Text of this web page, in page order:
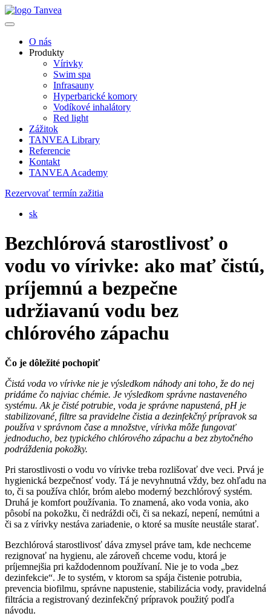
O nás
Produkty
Vírivky
Swim spa
Infrasauny
Hyperbarické komory
Vodíkové inhalátory
Red light
Zážitok
TANVEA Library
Referencie
Kontakt
TANVEA Academy
Rezervovať termín zažitia
sk
Bezchlórová starostlivosť o
vodu vo vírivke: ako mať čistú,
príjemnú a bezpečne
udržiavanú vodu bez
chlórového zápachu
Čo je dôležité pochopiť
Čistá voda vo vírivke nie je výsledkom náhody ani toho, že do nej
pridáme čo najviac chémie. Je výsledkom správne nastaveného
systému. Ak je čisté potrubie, voda je správne napustená, pH je
stabilizované, filtre sa pravidelne čistia a dezinfekčný prípravok sa
používa v správnom čase a množstve, vírivka môže fungovať
jednoducho, bez typického chlórového zápachu a bez zbytočného
podráždenia pokožky.
Pri starostlivosti o vodu vo vírivke treba rozlišovať dve veci. Prvá je
hygienická bezpečnosť vody. Tá je nevyhnutná vždy, bez ohľadu na
to, či sa používa chlór, bróm alebo moderný bezchlórový systém.
Druhá je komfort používania. To znamená, ako voda vonia, ako
pôsobí na pokožku, či nedráždi oči, či sa nekazí, nepení, nemútni a
či sa z vírivky nestáva zariadenie, o ktoré sa musíte neustále starať.
Bezchlórová starostlivosť dáva zmysel práve tam, kde nechceme
rezignovať na hygienu, ale zároveň chceme vodu, ktorá je
príjemnejšia pri každodennom používaní. Nie je to voda „bez
dezinfekcie“. Je to systém, v ktorom sa spája čistenie potrubia,
prevencia biofilmu, správne napustenie, stabilizácia vody, pravidelná
filtrácia a registrovaný dezinfekčný prípravok použitý podľa
návodu.